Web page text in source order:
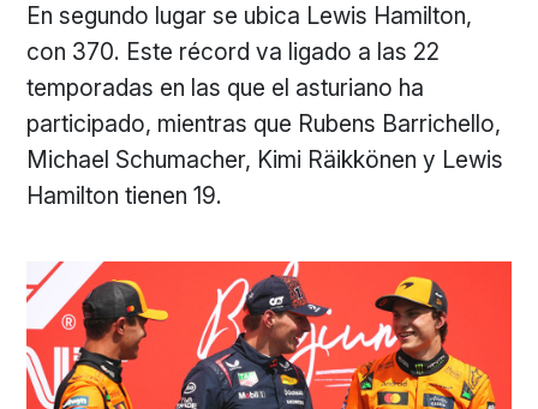
En segundo lugar se ubica Lewis Hamilton,
con 370. Este récord va ligado a las 22
temporadas en las que el asturiano ha
participado, mientras que Rubens Barrichello,
Michael Schumacher, Kimi Räikkönen y Lewis
Hamilton tienen 19.